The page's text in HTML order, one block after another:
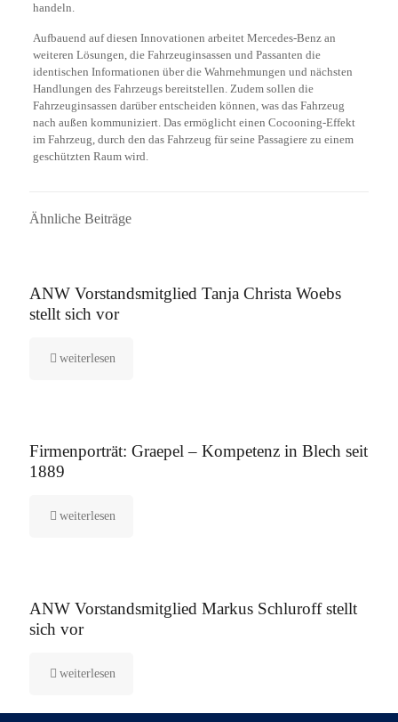
handeln.
Aufbauend auf diesen Innovationen arbeitet Mercedes-Benz an
weiteren Lösungen, die Fahrzeuginsassen und Passanten die
identischen Informationen über die Wahrnehmungen und nächsten
Handlungen des Fahrzeugs bereitstellen. Zudem sollen die
Fahrzeuginsassen darüber entscheiden können, was das Fahrzeug
nach außen kommuniziert. Das ermöglicht einen Cocooning-Effekt
im Fahrzeug, durch den das Fahrzeug für seine Passagiere zu einem
geschützten Raum wird.
Ähnliche Beiträge
ANW Vorstandsmitglied Tanja Christa Woebs
stellt sich vor
weiterlesen
Firmenporträt: Graepel – Kompetenz in Blech seit
1889
weiterlesen
ANW Vorstandsmitglied Markus Schluroff stellt
sich vor
weiterlesen